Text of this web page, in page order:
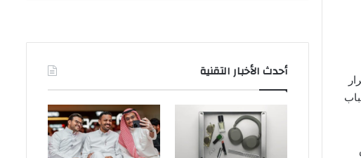
أحدث الأخبار التقنية